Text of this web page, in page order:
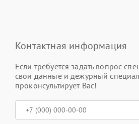
Контактная информация
Если требуется задать вопрос
свои данные и дежурный
проконсультирует Вас!